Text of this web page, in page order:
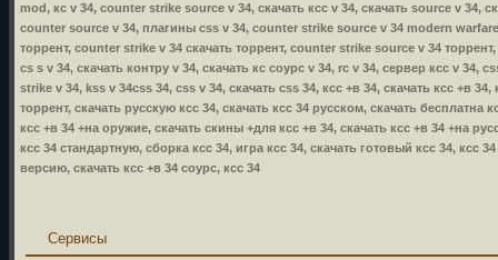
mod, кс v 34, counter strike source v 34, скачать ксс v 34, скачать source v 34,
counter source v 34, плагины css v 34, counter strike source v 34 modern
торрент, counter strike v 34 скачать торрент, counter strike source v 34
cs s v 34, скачать контру v 34, скачать кс соурс v 34, rc v 34, сервер ксс v 34,
strike v 34, kss v 34css 34, css v 34, скачать css 34, ксс +в 34, скачать ксс +в
торрент, скачать русскую ксс 34, скачать ксс 34 русском, скачать бесплатна
ксс +в 34 +на оружие, скачать скины +для ксс +в 34, скачать ксс +в 34 +на
ксс 34 стандартную, сборка ксс 34, игра ксс 34, скачать готовый ксс 34, ксс
версию, скачать ксс +в 34 соурс, ксс 34
Сервисы